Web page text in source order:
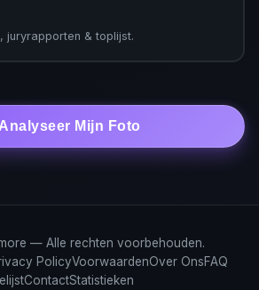
juryrapporten & toplijst.
Mijn Foto
— Alle rechten voorbehouden.
PolicyVoorwaardenOver OnsFAQ
ContactStatistieken